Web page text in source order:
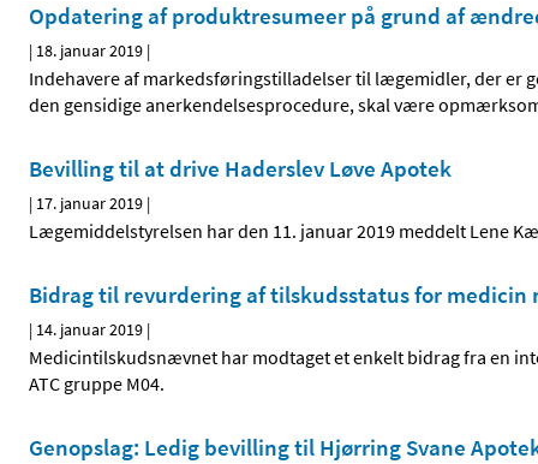
Opdatering af produktresumeer på grund af
| 18. januar 2019 |
Indehavere af markedsføringstilladelser til lægemidler, der er
den gensidige anerkendelsesprocedure, skal være
Bevilling til at drive Haderslev Løve Apotek
| 17. januar 2019 |
Lægemiddelstyrelsen har den 11. januar 2019 meddelt Lene
Bidrag til revurdering af tilskudsstatus for medicin
| 14. januar 2019 |
Medicintilskudsnævnet har modtaget et enkelt bidrag fra en
ATC gruppe M04.
Genopslag: Ledig bevilling til Hjørring Svane